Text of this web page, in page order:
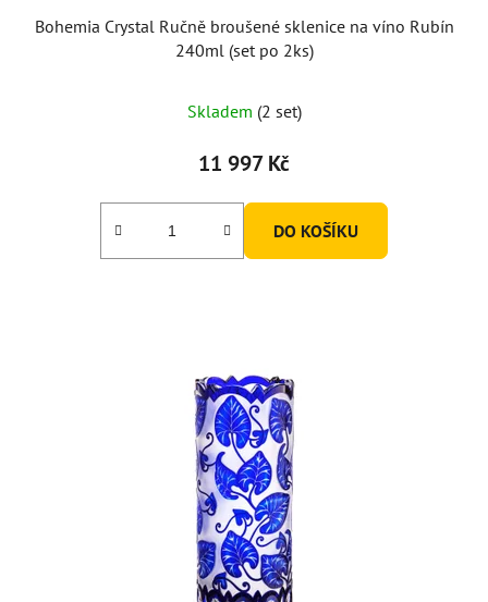
Bohemia Crystal Ručně broušené sklenice na víno Rubín
240ml (set po 2ks)
Skladem (2 set)
11 997 Kč
DO KOŠÍKU